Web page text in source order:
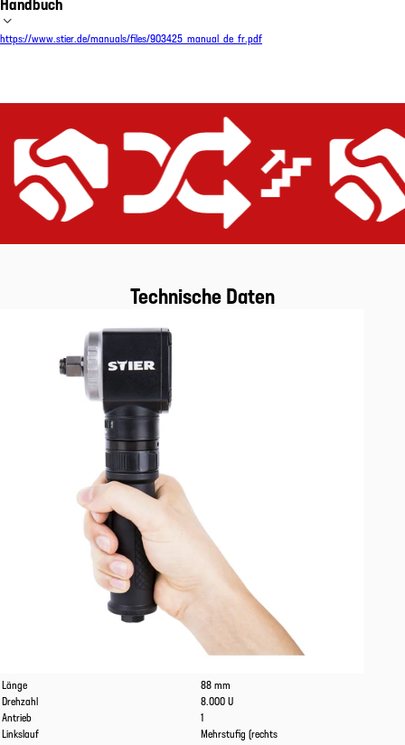
https://www.stier.de/manuals/files/903425_manual_de_fr.pdf
Technische Daten
Eigenschaften
Länge
88 mm
Drehzahl
8.000 U
Antrieb
1
Linkslauf
Mehrstufig (rechts